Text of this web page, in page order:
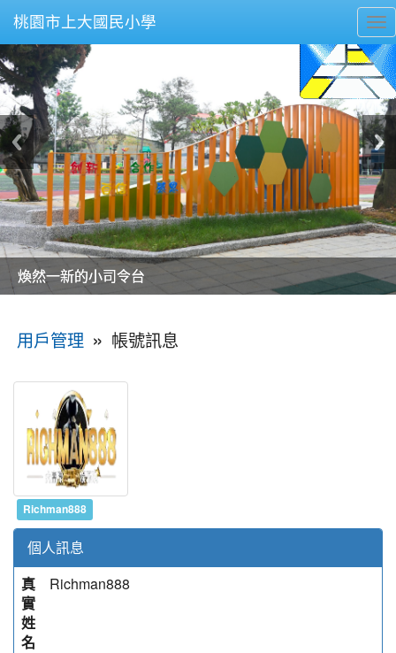
桃園市上大國民小學
美麗的操場是我們活力的來源
美麗的操場是我們活力的來源
煥然一新的小司令台
煥然一新的小司令台
富含桃園埤塘田園風光意象的中廊
富含桃園埤塘田園風光意象的中廊
嶄新的中庭廣場
嶄新的中庭廣場
水生池生生不息
水生池生生不息
用戶管理 » 帳號訊息
Richman888
個人訊息
真
實
姓
名
Richman888